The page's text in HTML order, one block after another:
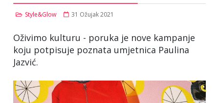
Style&Glow 31 Ožujak 2021
Oživimo kulturu - poruka je nove kampanje
koju potpisuje poznata umjetnica Paulina
Jazvić.